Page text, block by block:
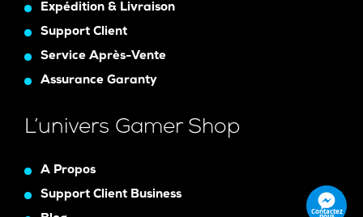
Expédition & Livraison
Support Client
Service Après-Vente
Assurance Garanty
L’univers Gamer Shop
A Propos
Support Client Business
Contactez